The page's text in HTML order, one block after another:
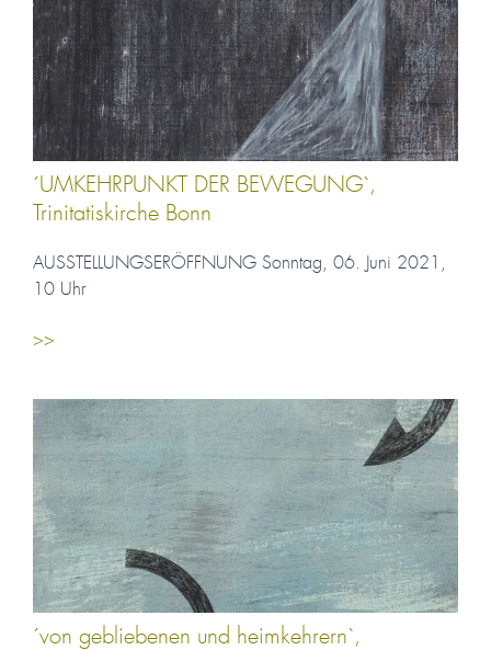
´UMKEHRPUNKT DER BEWEGUNG`,
Trinitatiskirche Bonn
AUSSTELLUNGSERÖFFNUNG Sonntag, 06. Juni 2021,
10 Uhr
>>
´von gebliebenen und heimkehrern`,